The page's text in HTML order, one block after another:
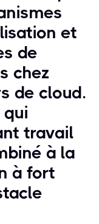
et
de
chez
de cloud.
travail
à la
à fort